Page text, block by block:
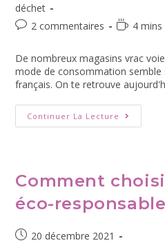
déchet
2 commentaires
4 mins
De nombreux magasins vrac
mode de consommation semble
français. On te retrouve
Continuer La Lecture
Comment
éco-
20 décembre 2021